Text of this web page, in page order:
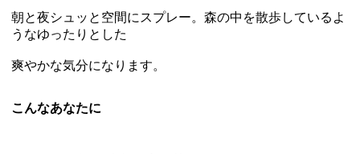
朝と夜シュッと空間にスプレー。森の中を散歩しているよ
うなゆったりとした
爽やかな気分になります。
こんなあなたに